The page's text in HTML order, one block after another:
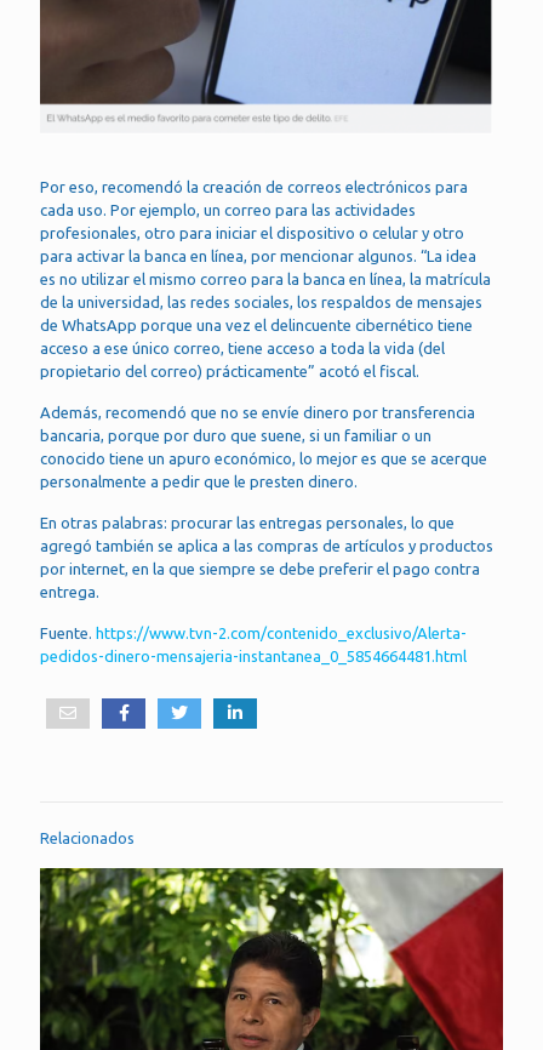
Por eso, recomendó la creación de correos electrónicos para
cada uso. Por ejemplo, un correo para las actividades
profesionales, otro para iniciar el dispositivo o celular y otro
para activar la banca en línea, por mencionar algunos. “La idea
es no utilizar el mismo correo para la banca en línea, la matrícula
de la universidad, las redes sociales, los respaldos de mensajes
de WhatsApp porque una vez el delincuente cibernético tiene
acceso a ese único correo, tiene acceso a toda la vida (del
propietario del correo) prácticamente” acotó el fiscal.
Además, recomendó que no se envíe dinero por transferencia
bancaria, porque por duro que suene, si un familiar o un
conocido tiene un apuro económico, lo mejor es que se acerque
personalmente a pedir que le presten dinero.
En otras palabras: procurar las entregas personales, lo que
agregó también se aplica a las compras de artículos y productos
por internet, en la que siempre se debe preferir el pago contra
entrega.
Fuente. https://www.tvn-2.com/contenido_exclusivo/Alerta-
pedidos-dinero-mensajeria-instantanea_0_5854664481.html
Relacionados